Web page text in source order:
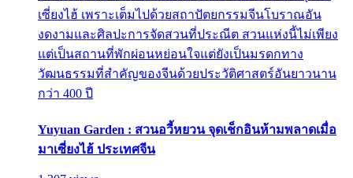
เซี่ยงไฮ้ เพราะเต็มไปด้วยสถาปัตยกรรมจีนโบราณอัน
งดงามและศิลปะการจัดสวนที่ประณีต สวนแห่งนี้ไม่เพียง
แต่เป็นสถานที่พักผ่อนหย่อนใจแต่ยังเป็นมรดกทาง
วัฒนธรรมที่สำคัญของจีนด้วยประวัติศาสตร์อันยาวนาน
กว่า 400 ปี
Yuyuan Garden : สวนอวี้หยวน จุดเช็กอินห้ามพลาดเมื่อ
มาเซี่ยงไฮ้ ประเทศจีน